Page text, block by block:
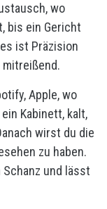
wo
bis ein Gericht
ist Präzision
mitreißend.
Apple, wo
Kabinett, kalt,
wirst du die
zu haben.
und lässt